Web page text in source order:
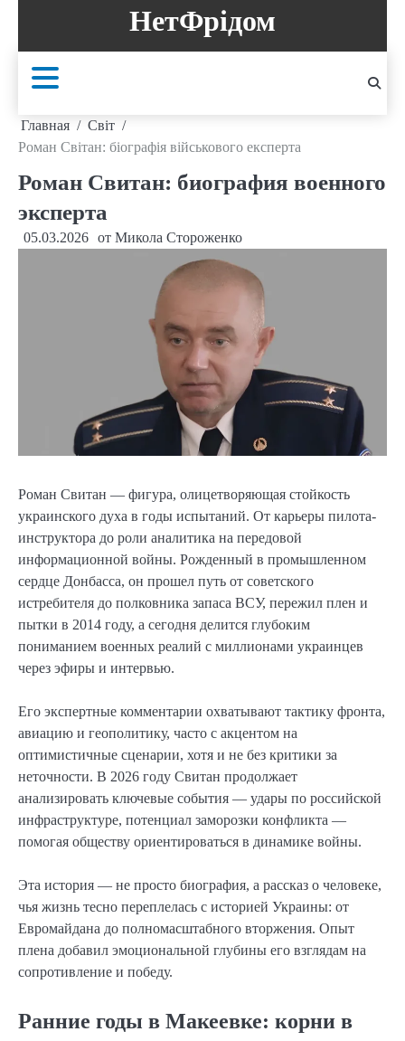
содержанию
НетФрідом
Главная
Світ
Роман Світан: біографія військового експерта
Роман Свитан: биография военного
эксперта
05.03.2026 от Микола Стороженко
Роман Свитан — фигура, олицетворяющая стойкость
украинского духа в годы испытаний. От карьеры пилота-
инструктора до роли аналитика на передовой
информационной войны. Рожденный в промышленном
сердце Донбасса, он прошел путь от советского
истребителя до полковника запаса ВСУ, пережил плен и
пытки в 2014 году, а сегодня делится глубоким
пониманием военных реалий с миллионами украинцев
через эфиры и интервью.
Его экспертные комментарии охватывают тактику фронта,
авиацию и геополитику, часто с акцентом на
оптимистичные сценарии, хотя и не без критики за
неточности. В 2026 году Свитан продолжает
анализировать ключевые события — удары по российской
инфраструктуре, потенциал заморозки конфликта —
помогая обществу ориентироваться в динамике войны.
Эта история — не просто биография, а рассказ о человеке,
чья жизнь тесно переплелась с историей Украины: от
Евромайдана до полномасштабного вторжения. Опыт
плена добавил эмоциональной глубины его взглядам на
сопротивление и победу.
Ранние годы в Макеевке: корни в